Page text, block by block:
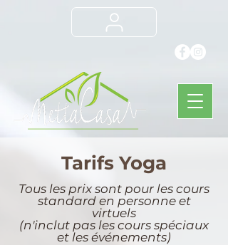
Tarifs Yoga
Tous les prix sont pour les cours
standard en personne et
virtuels
(n'inclut pas les cours spéciaux
et les événements)